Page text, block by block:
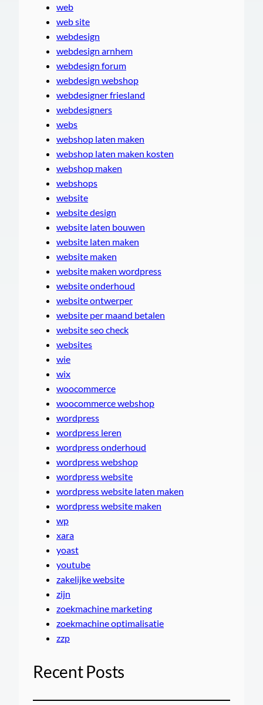
web
web site
webdesign
webdesign arnhem
webdesign forum
webdesign webshop
webdesigner friesland
webdesigners
webs
webshop laten maken
webshop laten maken kosten
webshop maken
webshops
website
website design
website laten bouwen
website laten maken
website maken
website maken wordpress
website onderhoud
website ontwerper
website per maand betalen
website seo check
websites
wie
wix
woocommerce
woocommerce webshop
wordpress
wordpress leren
wordpress onderhoud
wordpress webshop
wordpress website
wordpress website laten maken
wordpress website maken
wp
xara
yoast
youtube
zakelijke website
zijn
zoekmachine marketing
zoekmachine optimalisatie
zzp
Recent Posts